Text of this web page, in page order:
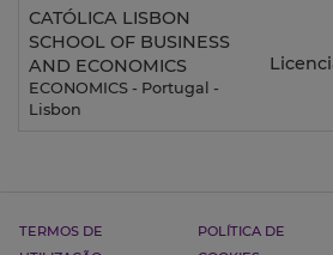
CATÓLICA LISBON
SCHOOL OF BUSINESS
AND ECONOMICS
ECONOMICS - Portugal -
Lisbon
TERMOS DE
POLÍTICA DE